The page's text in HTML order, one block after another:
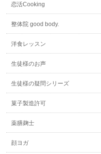
恋活Cooking
整体院 good body.
洋食レッスン
生徒様のお声
生徒様の疑問シリーズ
菓子製造許可
薬膳麹士
顔ヨガ